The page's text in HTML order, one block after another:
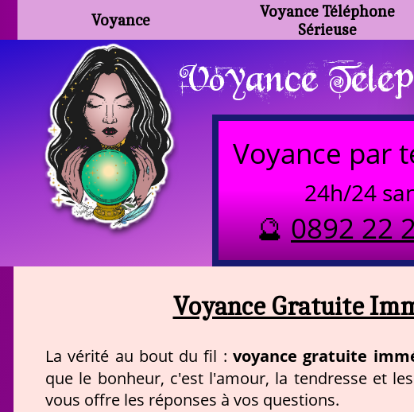
Voyance
Voyance Téléphone
Sérieuse
Voyance
Voyance par
24h/24
🔮0892 22
Voyance Gratuite
La vérité au bout du fil :voyance gratuite
que le bonheur, c'est l'amour, la tendresse et
vous offre les réponses à vos questions.